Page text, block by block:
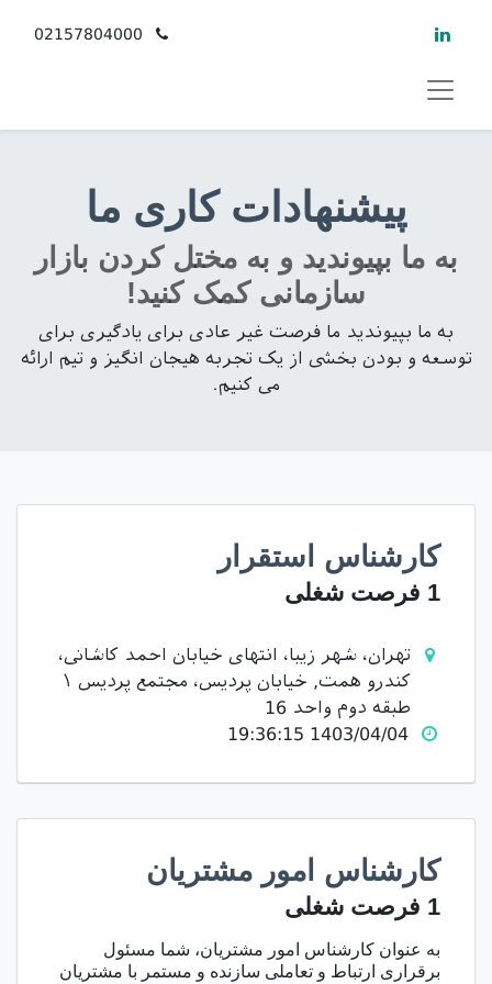
02157804000
پیشنهادات کاری ما
به ما بپیوندید و به مختل کردن بازار
سازمانی کمک کنید!
به ما بپیوندید ما فرصت غیر عادی برای یادگیری برای
توسعه و بودن بخشی از یک تجربه هیجان انگیز و تیم ارائه
می کنیم.
کارشناس استقرار
1 فرصت شغلی
تهران، شهر زیبا، انتهای خیابان احمد کاشانی،
کندرو همت, خیابان پردیس، مجتمع پردیس ۱
طبقه دوم واحد 16
1403/04/04 19:36:15
کارشناس امور مشتریان
1 فرصت شغلی
به عنوان کارشناس امور مشتریان، شما مسئول
برقراری ارتباط و تعاملی سازنده و مستمر با مشتریان